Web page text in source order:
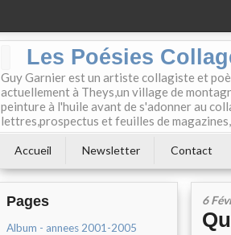
Les Poésies
Guy Garnier est un artiste collagiste et
actuellement à Theys,un village de
peinture à l'huile avant de s'adonner au
lettres,prospectus et feuilles de magazines,
Accueil Newsletter Contact
Pages
Album - annees 2001-2005
6